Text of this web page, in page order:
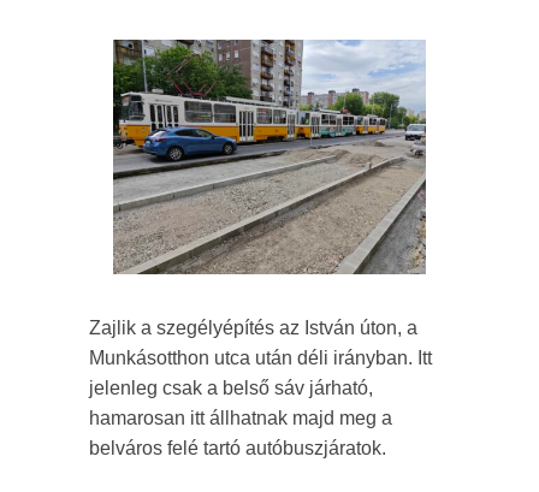
Zajlik a szegélyépítés az István úton, a
Munkásotthon utca után déli irányban. Itt
jelenleg csak a belső sáv járható,
hamarosan itt állhatnak majd meg a
belváros felé tartó autóbuszjáratok.